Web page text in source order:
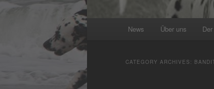
News Über uns
CATEGORY ARCHIVES: